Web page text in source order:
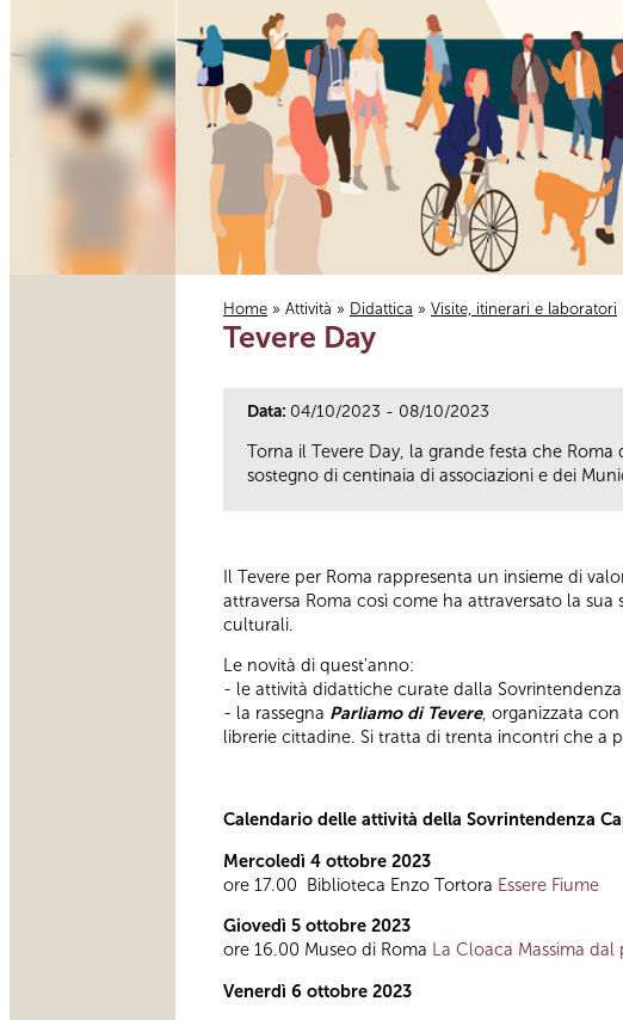
Tu sei qui
Home » Attività » Didattica » Visite, itinerari e laboratori
Tevere Day
Data: 04/10/2023 - 08/10/2023
Torna il Tevere Day, la grande festa che
sostegno di centinaia di associazioni e dei
Il Tevere per Roma rappresenta un insieme di
attraversa Roma così come ha attraversato la
culturali.
Le novità di quest'anno:
- le attività didattiche curate dalla
- la rassegna Parliamo di Tevere, organizzata
librerie cittadine. Si tratta di trenta incontri che
Calendario delle attività della Sovrintendenza
Mercoledì 4 ottobre 2023
ore 17.00 Biblioteca Enzo Tortora Essere Fiume
Giovedì 5 ottobre 2023
ore 16.00 Museo di Roma La Cloaca Massima
Venerdì 6 ottobre 2023